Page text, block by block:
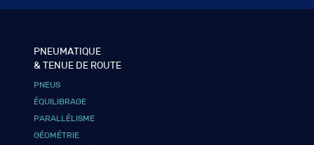
PNEUMATIQUE
& TENUE DE ROUTE
PNEUS
ÉQUILIBRAGE
PARALLÉLISME
GÉOMÉTRIE